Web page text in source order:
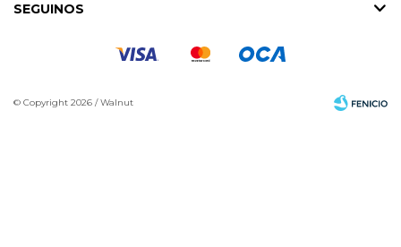
SEGUINOS
© Copyright 2026 / Walnut